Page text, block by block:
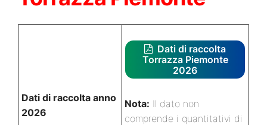
Dati di raccolta anno
2026
Dati di raccolta
Torrazza Piemonte
2026
Nota: Il dato non
comprende i quantitativi di